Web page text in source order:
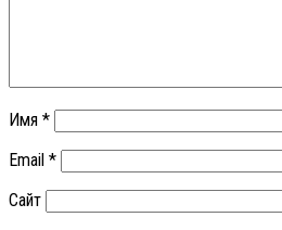
Имя *
Email *
Сайт